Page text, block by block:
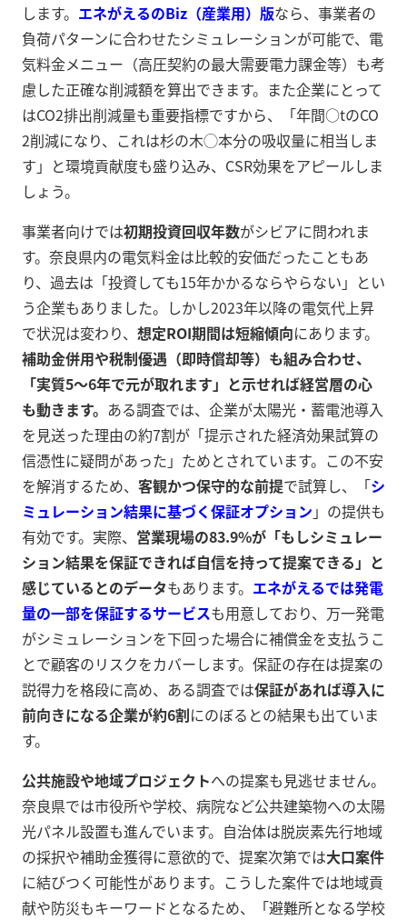
します。 エネがえるのBiz（産業用）版なら、事業者の
負荷パターンに合わせたシミュレーションが可能で、電
気料金メニュー（高圧契約の最大需要電力課金等）も考
慮した正確な削減額を算出できます。また企業にとって
はCO2排出削減量も重要指標ですから、「年間○tのCO
2削減になり、これは杉の木◯本分の吸収量に相当しま
す」と環境貢献度も盛り込み、CSR効果をアピールしま
しょう。
事業者向けでは初期投資回収年数がシビアに問われま
す。奈良県内の電気料金は比較的安価だったこともあ
り、過去は「投資しても15年かかるならやらない」とい
う企業もありました。しかし2023年以降の電気代上昇
で状況は変わり、 想定ROI期間は短縮傾向にあります。
補助金併用や税制優遇（即時償却等）も組み合わせ、
「実質5～6年で元が取れます」と示せれば経営層の心
も動きます。 ある調査では、企業が太陽光・蓄電池導入
を見送った理由の約7割が「提示された経済効果試算の
信憑性に疑問があった」ためとされています。この不安
を解消するため、 客観かつ保守的な前提で試算し、「シ
ミュレーション結果に基づく保証オプション 」の提供も
有効です。実際、 営業現場の83.9%が「もしシミュレー
ション結果を保証できれば自信を持って提案できる」と
感じているとのデータもあります。 エネがえるでは発電
量の一部を保証するサービスも用意しており、万一発電
がシミュレーションを下回った場合に補償金を支払うこ
とで顧客のリスクをカバーします。保証の存在は提案の
説得力を格段に高め、ある調査では保証があれば導入に
前向きになる企業が約6割にのぼるとの結果も出ていま
す。
公共施設や地域プロジェクトへの提案も見逃せません。
奈良県では市役所や学校、病院など公共建築物への太陽
光パネル設置も進んでいます。自治体は脱炭素先行地域
の採択や補助金獲得に意欲的で、提案次第では大口案件
に結びつく可能性があります。こうした案件では地域貢
献や防災もキーワードとなるため、「避難所となる学校